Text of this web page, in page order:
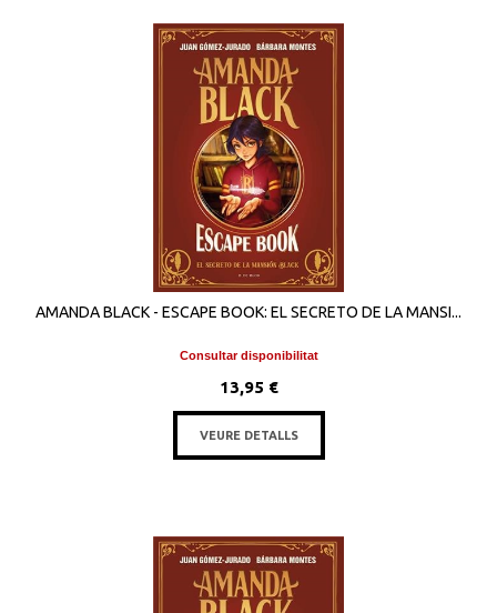
AMANDA BLACK - ESCAPE BOOK: EL SECRETO DE LA MANSI...
Consultar disponibilitat
13,95 €
VEURE DETALLS